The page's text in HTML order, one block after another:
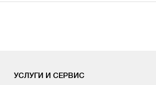
УСЛУГИ И СЕРВИС